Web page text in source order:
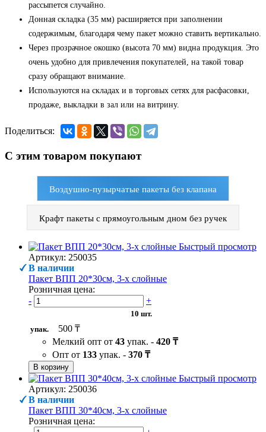
рассыпется случайно.
Донная складка (35 мм) расширяется при заполнении
содержимым, благодаря чему пакет можно ставить вертикально.
Через прозрачное окошко (высота 70 мм) видна продукция. Это
очень удобно для привлечения покупателей, на такой товар
сразу обращают внимание.
Используются на складах и в торговых сетях для расфасовки,
продаже, выкладки в зал или на витрину.
Поделиться:
С этим товаром покупают
Воздушно-пузырчатые пакеты без клапана
Крафт пакеты с прямоугольным дном без ручек
Быстрый просмотр
Артикул: 250035
В наличии
Пакет ВПП 20*30см, 3-х слойные
Розничная цена:
-
+
10 шт.
упак.
500 ₸
Мелкий опт от 43 упак. - 420 ₸
Опт от 133 упак. - 370 ₸
В корзину
Быстрый просмотр
Артикул: 250036
В наличии
Пакет ВПП 30*40см, 3-х слойные
Розничная цена: